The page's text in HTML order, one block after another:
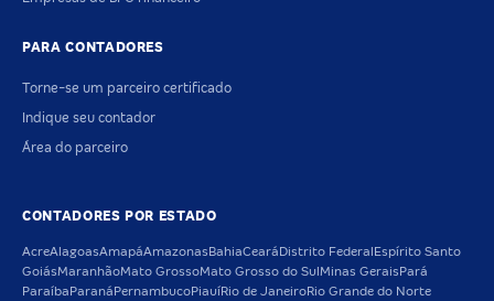
PARA CONTADORES
Torne-se um parceiro certificado
Indique seu contador
Área do parceiro
CONTADORES POR ESTADO
AcreAlagoasAmapáAmazonas BahiaCeará Distrito Federal Espírito Santo
GoiásMaranhãoMato GrossoMato Grosso do Sul Minas Gerais Pará
Paraíba Paraná PernambucoPiauíRio de JaneiroRio Grande do Norte